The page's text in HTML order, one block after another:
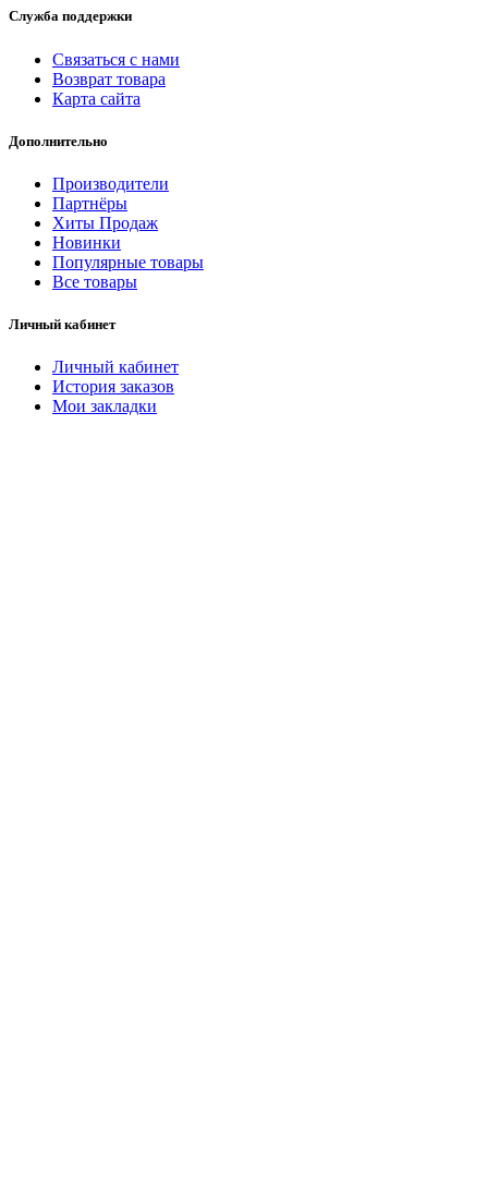
Служба поддержки
Связаться с нами
Возврат товара
Карта сайта
Дополнительно
Производители
Партнёры
Хиты Продаж
Новинки
Популярные товары
Все товары
Личный кабинет
Личный кабинет
История заказов
Мои закладки